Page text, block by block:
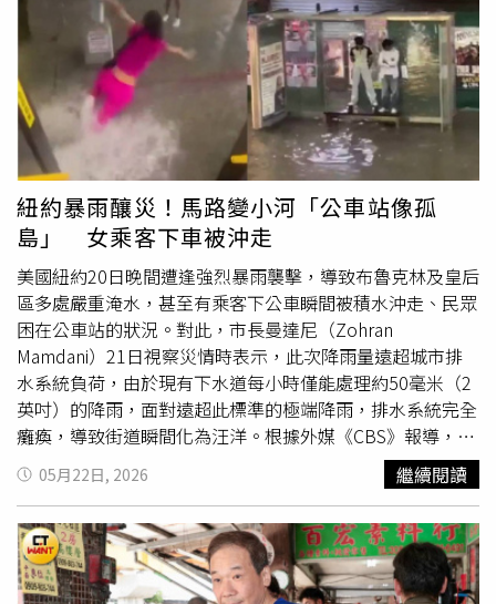
隨後又宣布會議休息至10時15分。對此，楊瓊瓔表示，
「部長，當您坐在動彈不得的列車上時，感受到的不只是時
間的浪費，更是數萬名被拋在月台、趕時間的民眾的憤怒！
『信任』是公共運輸的基石，但今天的一場故障，不僅打亂
了所有乘客的行程，更暴露了我們基礎建設維運的脆弱」。
楊瓊瓔指出，交通部必須立刻給全民一個清楚的交代：一、
為什麼關鍵訊號系統會發生如此嚴重的連鎖故障？二、針對
未來類似事件，應變機制到底在哪裡？楊瓊瓔說，一場訊號
故障，凸顯的不只是交通問題，更是政府對國家建設管理能
力的考驗。請交通部拿出態度，給全台趕時間、趕生活的民
眾一個交代，別再讓民眾承擔管理無能的代價！
紐約暴雨釀災！馬路變小河「公車站像孤
島」 女乘客下車被沖走
美國紐約20日晚間遭逢強烈暴雨襲擊，導致布魯克林及皇后
區多處嚴重淹水，甚至有乘客下公車瞬間被積水沖走、民眾
困在公車站的狀況。對此，市長曼達尼（Zohran
Mamdani）21日視察災情時表示，此次降雨量遠超城市排
水系統負荷，由於現有下水道每小時僅能處理約50毫米（2
英吋）的降雨，面對遠超此標準的極端降雨，排水系統完全
癱瘓，導致街道瞬間化為汪洋。根據外媒《CBS》報導，此
次風暴伴隨強烈陣風和豪雨，造成紐約市數千戶停電、路樹
倒塌，部分街道淹水深度足以淹沒車輛。受災最嚴重的皇后
區霍利斯（Hollis）居民21日忙於清理積水地下室及受損車
輛；市長曼達尼呼籲，受災市民應儘速至官方網站
（reportdamage.nyc.gov）通報損失，或撥打市政專線尋
求地下室淹水與下水道倒灌的清理協助。紐約遭遇這場突如
05月22日, 2026 繼續閱讀